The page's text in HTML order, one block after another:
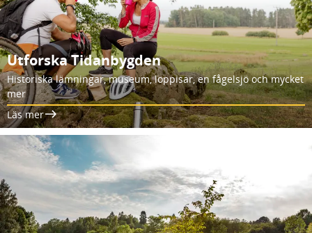
Utforska Tidanbygden
Historiska lämningar, museum, loppisar, en fågelsjö och mycket
mer
Läs mer